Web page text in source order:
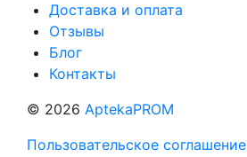
Доставка и оплата
Отзывы
Блог
Контакты
© 2026 AptekaPROM
Пользовательское соглашение